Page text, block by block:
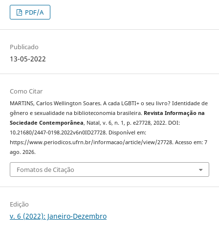
PDF/A
Publicado
13-05-2022
Como Citar
MARTINS, Carlos Wellington Soares. A cada LGBTI+ o seu livro? Identidade de
gênero e sexualidade na biblioteconomia brasileira. Revista Informação na
Sociedade Contemporânea, Natal, v. 6, n. 1, p. e27728, 2022. DOI:
10.21680/2447-0198.2022v6n0ID27728. Disponível em:
https://www.periodicos.ufrn.br/informacao/article/view/27728. Acesso em: 7
ago. 2026.
Fomatos de Citação
Edição
v. 6 (2022): Janeiro-Dezembro